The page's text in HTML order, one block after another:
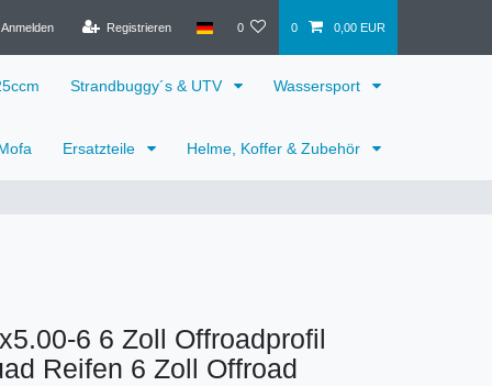
Anmelden Registrieren 0 0 0,00 EUR
Strandbuggy´s & UTV Wassersport
Ersatzteile Helme, Koffer & Zubehör
6 6 Zoll Offroadprofil
Reifen 6 Zoll Offroad